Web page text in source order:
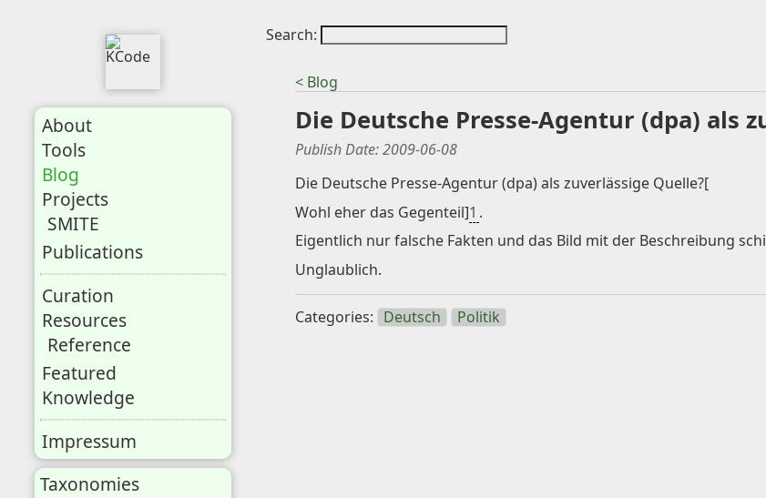
About
Tools
Blog
Projects
SMITE
Publications
Curation
Resources
Reference
Featured
Knowledge
Impressum
Taxonomies
Search:
< Blog
Die Deutsche Presse-Agentur (dpa) als
Publish Date:2009-06-08
Die Deutsche Presse-Agentur (dpa) als zuverlässige Quelle?[
Wohl eher das Gegenteil]1 .
Eigentlich nur falsche Fakten und das Bild mit der Beschreibung
Unglaublich.
Categories: Deutsch Politik